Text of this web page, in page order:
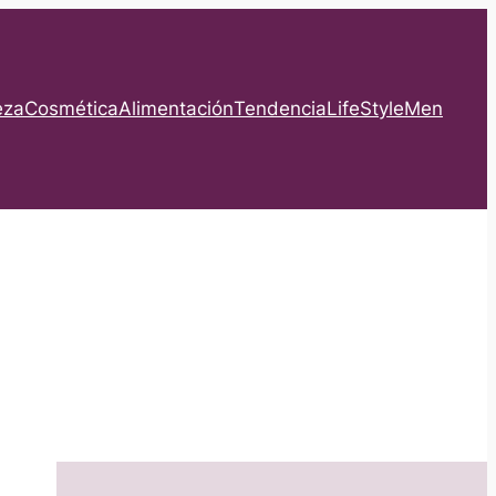
CosméticaAlimentaciónTendenciaLifeStyleMen